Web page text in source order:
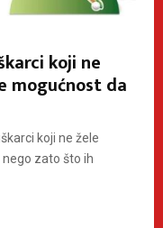
koji ne
mogućnost da
koji ne žele
zato što ih